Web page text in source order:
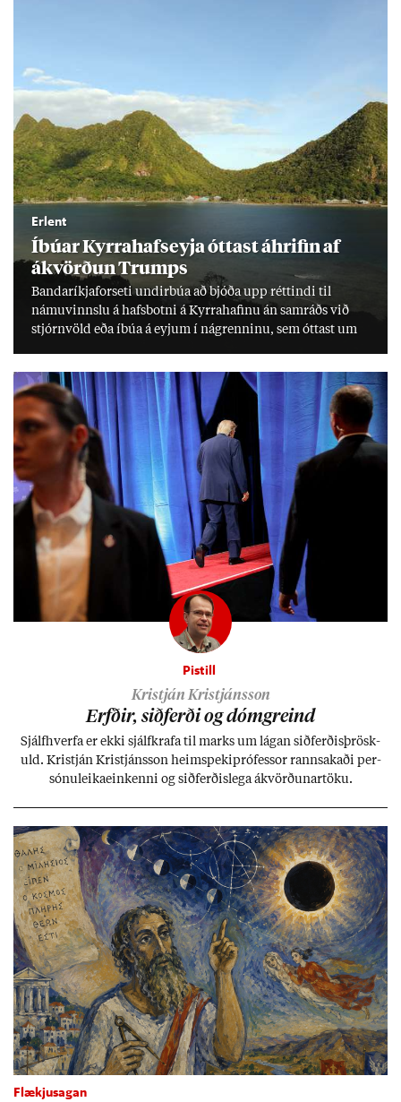
Erlent
Íbú­ar Kyrra­hafs­eyja ótt­ast áhrif­in af
ákvörð­un Trumps
Banda­ríkja­for­seti und­ir­búa að bjóða upp rétt­indi til
námu­vinnslu á hafs­botni á Kyrra­haf­inu án sam­ráðs við
stjórn­völd eða íbúa á eyj­um í ná­grenn­inu, sem ótt­ast um
Pistill
Kristján Kristjánsson
Erfð­ir, sið­ferði og dómgreind
Sjálf­hverfa er ekki sjálf­krafa til marks um lág­an sið­ferð­is­þrösk­
uld. Kristján Kristjáns­son heim­speki­pró­fess­or rann­sak­aði per­
sónu­leika­ein­kenni og sið­ferð­is­lega ákvörð­un­ar­töku.
Flækjusagan